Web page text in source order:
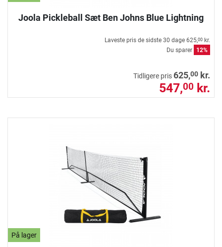
Joola Pickleball Sæt Ben Johns Blue Lightning
Laveste pris de sidste 30 dage 625,00 kr.
Du sparer
12%
Tidligere pris 625,00 kr.
547,00 kr.
På lager